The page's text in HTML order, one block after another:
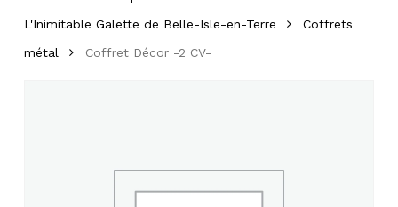
L'Inimitable Galette de Belle-Isle-en-Terre
Coffrets
métal
Coffret Décor -2 CV-
indiqués avec